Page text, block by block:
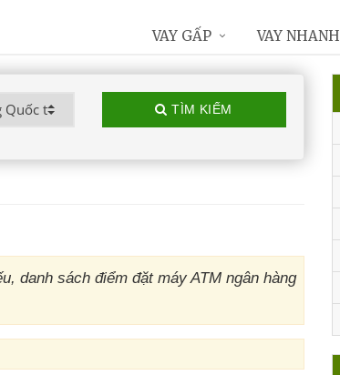
TÌM KIẾM
danh sách điểm đặt máy ATM ngân hàng
VAY GẤP VAY NHANH